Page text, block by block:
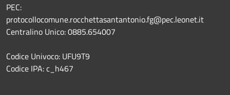
PEC:
protocollocomune.rocchettasantantonio.fg@pec.leonet.it
Centralino Unico: 0885.654007
Codice Univoco: UFU9T9
Codice IPA: c_h467